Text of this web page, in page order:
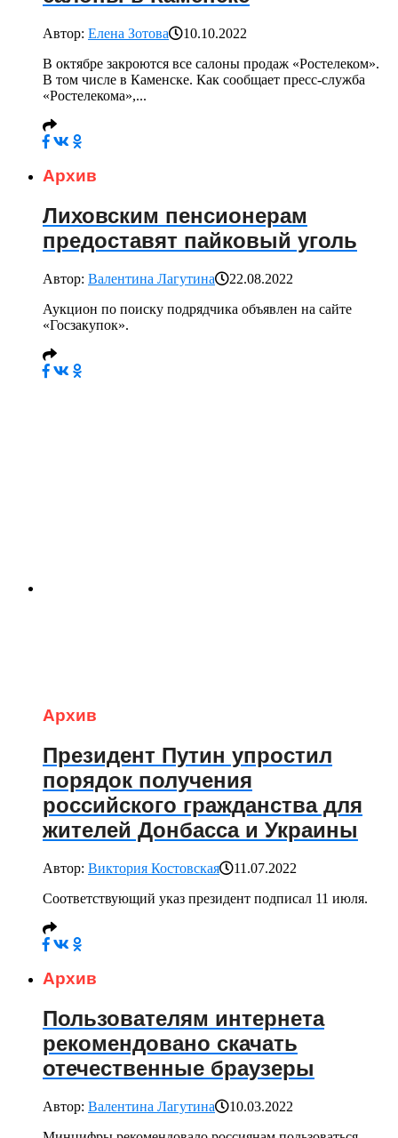
Автор: Елена Зотова
10.10.2022
В октябре закроются все салоны продаж «Ростелеком».
В том числе в Каменске. Как сообщает пресс-служба
«Ростелекома»,...
Архив
Лиховским пенсионерам
предоставят пайковый уголь
Автор: Валентина Лагутина
22.08.2022
Аукцион по поиску подрядчика объявлен на сайте
«Госзакупок».
Архив
Президент Путин упростил
порядок получения
российского гражданства для
жителей Донбасса и Украины
Автор: Виктория Костовская
11.07.2022
Соответствующий указ президент подписал 11 июля.
Архив
Пользователям интернета
рекомендовано скачать
отечественные браузеры
Автор: Валентина Лагутина
10.03.2022